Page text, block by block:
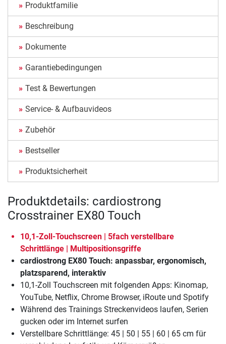
Produktfamilie
Beschreibung
Dokumente
Garantiebedingungen
Test & Bewertungen
Service- & Aufbauvideos
Zubehör
Bestseller
Produktsicherheit
Produktdetails: cardiostrong
Crosstrainer EX80 Touch
10,1-Zoll-Touchscreen | 5fach verstellbare
Schrittlänge | Multipositionsgriffe
cardiostrong EX80 Touch: anpassbar, ergonomisch,
platzsparend, interaktiv
10,1-Zoll Touchscreen mit folgenden Apps: Kinomap,
YouTube, Netflix, Chrome Browser, iRoute und Spotify
Während des Trainings Streckenvideos laufen, Serien
gucken oder im Internet surfen
Verstellbare Schrittlänge: 45 | 50 | 55 | 60 | 65 cm für